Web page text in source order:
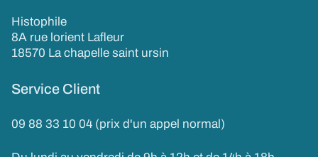
Histophile
8A rue lorient Lafleur
18570 La chapelle saint ursin
Service Client
09 88 33 10 04 (prix d'un appel normal)